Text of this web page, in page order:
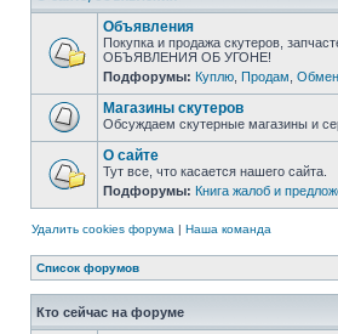
Объявления
Покупка и продажа скутеров,
ОБЪЯВЛЕНИЯ ОБ УГОНЕ!
Подфорумы: Куплю Продам
Магазины скутеров
Обсуждаем скутерные магазины и
О сайте
Тут все, что касается нашего сайта.
Подфорумы: Книга жалоб и
Удалить cookies форума | Наша команда
Список форумов
Кто сейчас на форуме